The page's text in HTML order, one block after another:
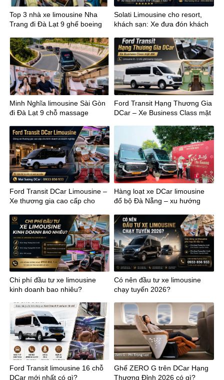
Top 3 nhà xe limousine Nha
Trang đi Đà Lạt 9 ghế boeing
Solati Limousine cho resort,
khách sạn: Xe đưa đón khách
Minh Nghĩa limousine Sài Gòn
đi Đà Lạt 9 chỗ massage
Ford Transit Hạng Thương Gia
DCar – Xe Business Class mặt
Ford Transit DCar Limousine –
Xe thương gia cao cấp cho
Hàng loạt xe DCar limousine
đổ bộ Đà Nẵng – xu hướng
miền Trung
Chi phí đầu tư xe limousine
kinh doanh bao nhiêu?
Có nên đầu tư xe limousine
chạy tuyến 2026?
Ford Transit limousine 16 chỗ
DCar mới nhất có gì?
Ghế ZERO G trên DCar Hạng
Thượng Đỉnh 2026 có gì?